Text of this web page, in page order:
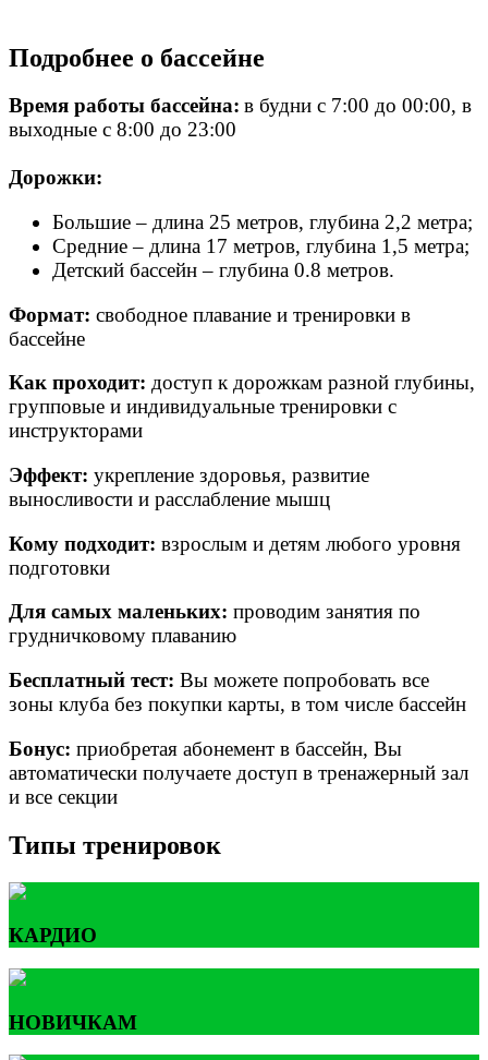
Подробнее о бассейне
Время работы бассейна: в будни с 7:00 до 00:00, в
выходные с 8:00 до 23:00
Дорожки:
Большие – длина 25 метров, глубина 2,2 метра;
Средние – длина 17 метров, глубина 1,5 метра;
Детский бассейн – глубина 0.8 метров.
Формат: свободное плавание и тренировки в
бассейне
Как проходит: доступ к дорожкам разной глубины,
групповые и индивидуальные тренировки с
инструкторами
Эффект: укрепление здоровья, развитие
выносливости и расслабление мышц
Кому подходит: взрослым и детям любого уровня
подготовки
Для самых маленьких: проводим занятия по
грудничковому плаванию
Бесплатный тест: Вы можете попробовать все
зоны клуба без покупки карты, в том числе бассейн
Бонус: приобретая абонемент в бассейн, Вы
автоматически получаете доступ в тренажерный зал
и все секции
Типы тренировок
КАРДИО
НОВИЧКАМ